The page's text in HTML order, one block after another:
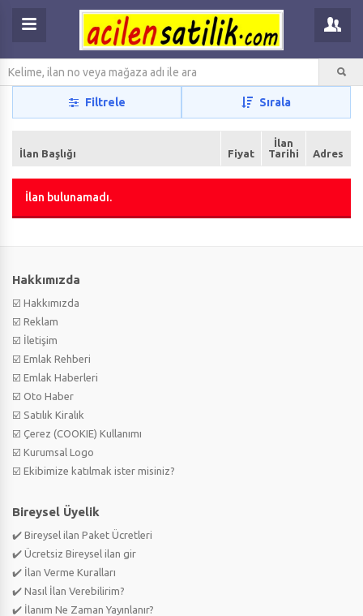
Filtrele Sırala
İlan Başlığı Fiyat
İlan
Tarihi
Adres
İlan bulunamadı.
Hakkımızda
☑️ Hakkımızda
☑️ Reklam
☑️ İletişim
☑️ Emlak Rehberi
☑️ Emlak Haberleri
☑️ Oto Haber
☑️ Satılık Kiralık
☑️ Çerez (COOKIE) Kullanımı
☑️ Kurumsal Logo
☑️ Ekibimize katılmak ister misiniz?
Bireysel Üyelik
✔️ Bireysel ilan Paket Ücretleri
✔️ Ücretsiz Bireysel ilan gir
✔️ İlan Verme Kuralları
✔️ Nasıl İlan Verebilirim?
✔️ İlanım Ne Zaman Yayınlanır?